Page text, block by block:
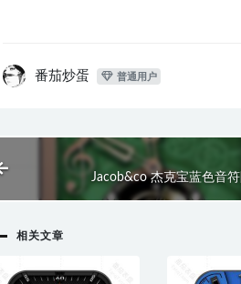
番茄炒蛋 普通用户
Jacob&co 杰克宝蓝色音
相关文章